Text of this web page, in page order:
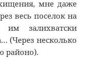
мне даже
весь поселок на
залихватски
(Через несколько
районо).